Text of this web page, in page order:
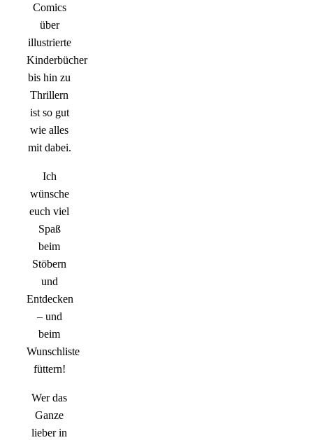
Comics
über
illustrierte
Kinderbücher
bis hin zu
Thrillern
ist so gut
wie alles
mit dabei.
Ich
wünsche
euch viel
Spaß
beim
Stöbern
und
Entdecken
– und
beim
Wunschliste
füttern!
Wer das
Ganze
lieber in